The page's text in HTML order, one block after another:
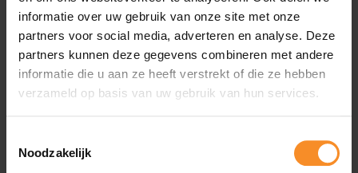
informatie over uw gebruik van onze site met onze
partners voor social media, adverteren en analyse. Deze
partners kunnen deze gegevens combineren met andere
informatie die u aan ze heeft verstrekt of die ze hebben
verzameld op basis van uw gebruik van hun services.
Noodzakelijk